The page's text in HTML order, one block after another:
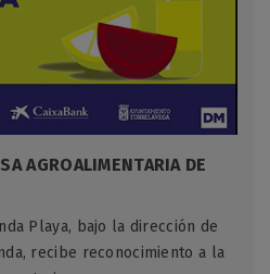
AGROALIMENTARIA DE
Playa, bajo la dirección de
recibe reconocimiento a la